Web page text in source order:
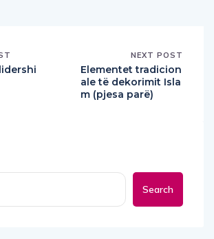
NEXT POST
Elementet tradicion
ale të dekorimit Isla
m (pjesa parë)
Search